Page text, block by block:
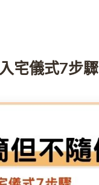
宅儀式7步驟